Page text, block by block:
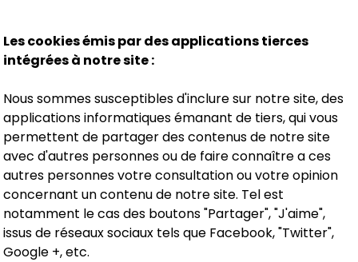
Les cookies émis par des applications tierces
intégrées à notre site :
Nous sommes susceptibles d'inclure sur notre site, des
applications informatiques émanant de tiers, qui vous
permettent de partager des contenus de notre site
avec d'autres personnes ou de faire connaître a ces
autres personnes votre consultation ou votre opinion
concernant un contenu de notre site. Tel est
notamment le cas des boutons "Partager", "J'aime",
issus de réseaux sociaux tels que Facebook, "Twitter",
Google +, etc.